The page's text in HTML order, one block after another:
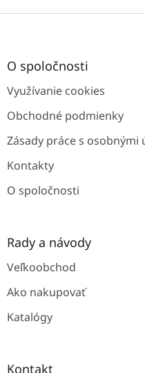
Z
O spoločnosti
Využívanie cookies
Obchodné podmienky
Zásady práce s osobnými
Kontakty
O spoločnosti
Rady a návody
Veľkoobchod
Ako nakupovať
Katalógy
Kontakt